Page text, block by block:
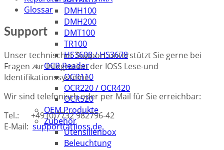
DMH100
DMH200
DMT100
TR100
HS3608 / HS3678
OCR Reader
OCR110
OCR220 / OCR420
OCR520
OEM Produkte
Zubehör
Utensilienbox
Beleuchtung
Glossar
Support
Unser technischer Support unterstützt Sie gerne bei
Fragen zur Integration der IOSS Lese-und
Identifikationssysteme.
Wir sind telefonisch oder per Mail für Sie erreichbar:
Tel.: +49 (0)7732 982796-42
E-Mail: support(at)ioss.de